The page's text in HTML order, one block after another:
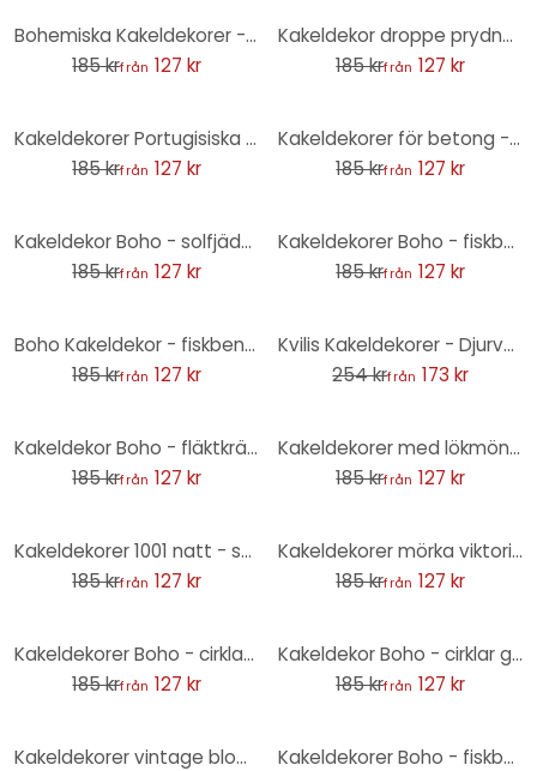
Bohemiska Kakeldekorer - set om 12
185 krfrån 127 kr
Kakeldekor droppe prydnad - set om 12
185 krfrån 127 kr
Kakeldekorer Portugisiska plattor - set om 12
185 krfrån 127 kr
Kakeldekorer för betong - set om 12
185 krfrån 127 kr
Kakeldekor Boho - solfjäder sand - uppsättning om 12
185 krfrån 127 kr
Kakeldekorer Boho - fiskbensmönster enkelt - blågrön - set om 12
185 krfrån 127 kr
Boho Kakeldekor - fiskbensmönster salvia - set om 12
185 krfrån 127 kr
Kvilis Kakeldekorer - Djurvänner i skogen - svartvitt - set om 12
254 krfrån 173 kr
Kakeldekor Boho - fläktkräm - uppsättning om 12
185 krfrån 127 kr
Kakeldekorer med lökmönster - set om 12
185 krfrån 127 kr
Kakeldekorer 1001 natt - set om 12
185 krfrån 127 kr
Kakeldekorer mörka viktorianska blommor - uppsättning om 12
185 krfrån 127 kr
Kakeldekorer Boho - cirklar grädde rödbrun antracit - set om 12
185 krfrån 127 kr
Kakeldekor Boho - cirklar grädde - set om 12
185 krfrån 127 kr
Kakeldekorer vintage blommor i linne look - Bloomery Decor - Set om 12
Kakeldekorer Boho - fiskbensmönster enkelt - blågrön kräm - set om 12